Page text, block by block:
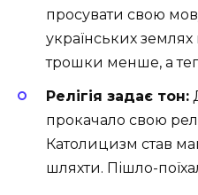
просувати свою
українських землях
трошки менше, а
Релігія задає тон:
прокачало свою
Католицизм став
шляхти. Пішло-